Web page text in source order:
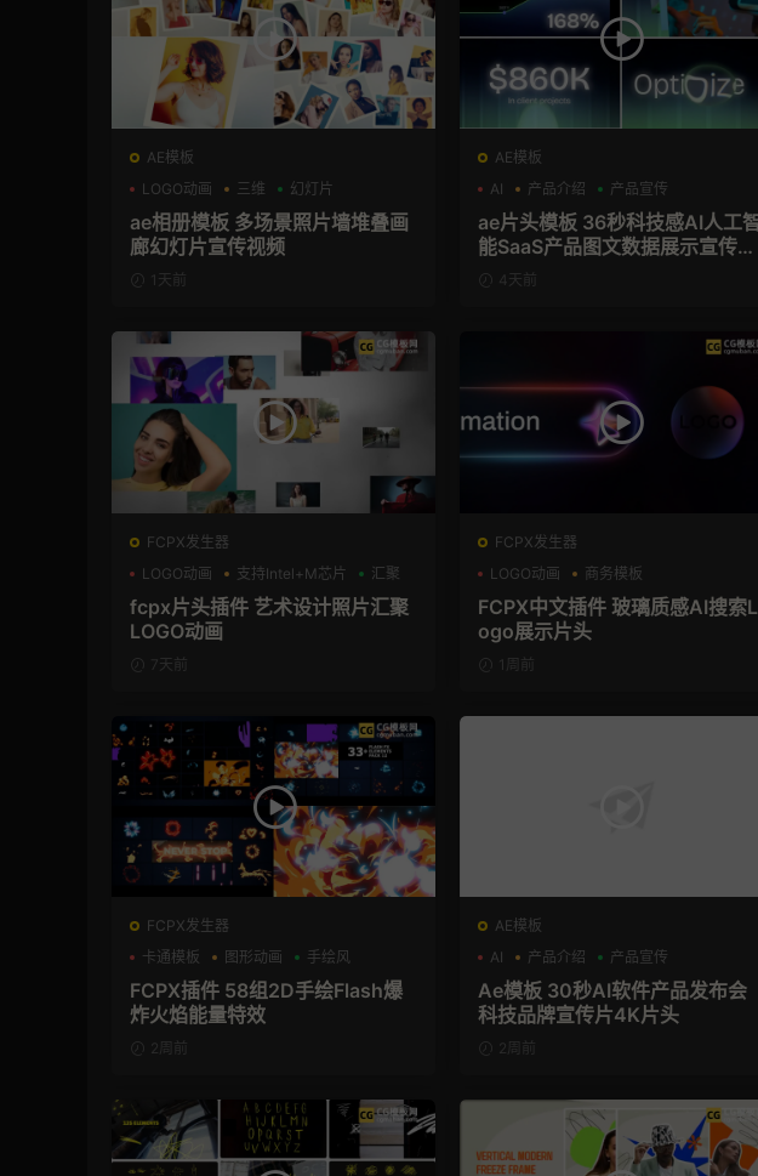
AE模板
LOGO动画
三维 幻灯片
ae相册模板 多场景照片墙堆叠画
廊幻灯片宣传视频
1天前
AE模板
AI
产品介绍 产品宣传
ae片头模板 36秒科技感AI人工智
能SaaS产品图文数据展示宣传视
频AE模板
4天前
FCPX发生器
LOGO动画
支持Intel+M芯片 汇聚
fcpx片头插件 艺术设计照片汇聚
LOGO动画
7天前
FCPX发生器
LOGO动画
商务模板
支持Intel+M芯片
FCPX中文插件 玻璃质感AI搜索L
ogo展示片头
1周前
FCPX发生器
卡通模板
图形动画 手绘风
FCPX插件 58组2D手绘Flash爆
炸火焰能量特效
2周前
AE模板
AI
产品介绍 产品宣传
Ae模板 30秒AI软件产品发布会
科技品牌宣传片4K片头
2周前